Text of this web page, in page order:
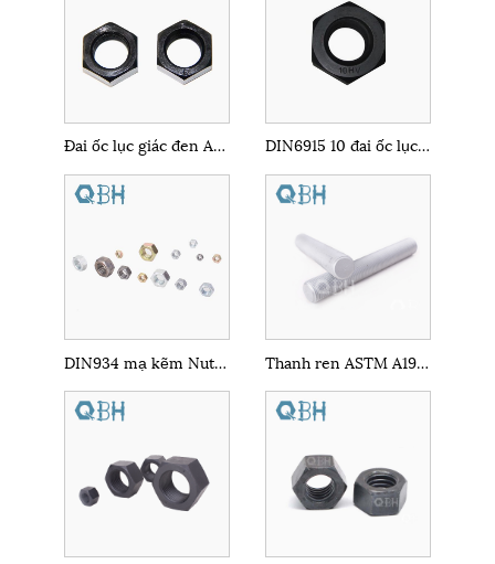
Đai ốc lục giác đen ANSI B18.2.4.1m M2-M36 DIN6915 10 đai ốc lục giác nặng
DIN934 mạ kẽm Nuts Hex Thanh ren ASTM A193 B7M